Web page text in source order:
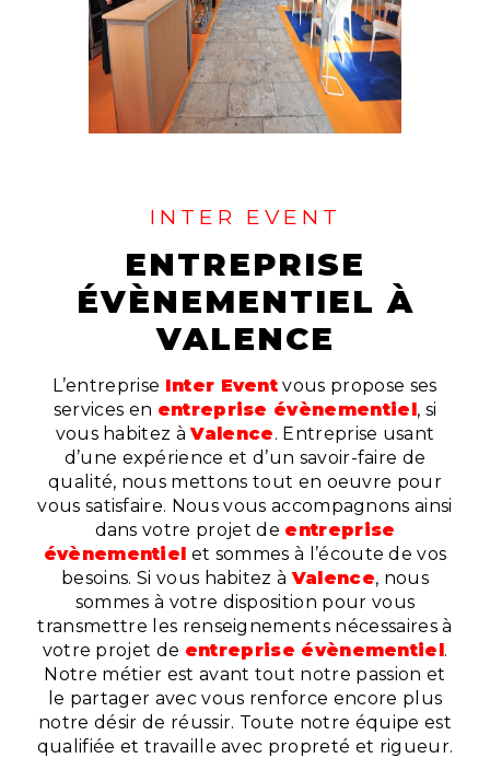
INTER EVENT
ENTREPRISE
ÉVÈNEMENTIEL À
VALENCE
L’entreprise Inter Event vous propose ses
services en entreprise évènementiel, si
vous habitez àValence. Entreprise usant
d’une expérience et d’un savoir-faire de
qualité, nous mettons tout en oeuvre pour
vous satisfaire. Nous vous accompagnons ainsi
dans votre projet de entreprise
évènementiel et sommes à l’écoute de vos
besoins. Si vous habitez àValence, nous
sommes à votre disposition pour vous
transmettre les renseignements nécessaires à
votre projet de entreprise évènementiel.
Notre métier est avant tout notre passion et
le partager avec vous renforce encore plus
notre désir de réussir. Toute notre équipe est
qualifiée et travaille avec propreté et rigueur.